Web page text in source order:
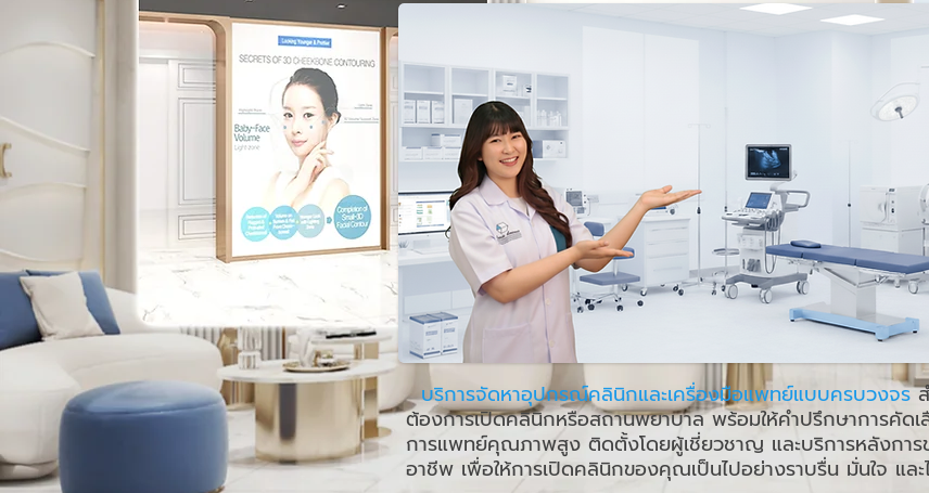
บริการจัดหาอุปกรณ์คลินิกและเครื่องมือแพทย์แบบครบวงจรส
ต้องการเปิดคลินิกหรือสถานพยาบาล พร้อมให้คำปรึกษาการคัด
การแพทย์คุณภาพสูง ติดตั้งโดยผู้เชี่ยวชาญ และบริการหลังการ
อาชีพ เพื่อให้การเปิดคลินิกของคุณเป็นไปอย่างราบรื่น มั่นใจ และ